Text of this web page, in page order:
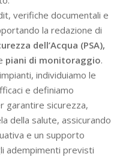
verifiche documentali e
la redazione di
dell’Acqua (PSA),
piani di monitoraggio.
individuiamo le
e definiamo
garantire sicurezza,
della salute, assicurando
e un supporto
adempimenti previsti